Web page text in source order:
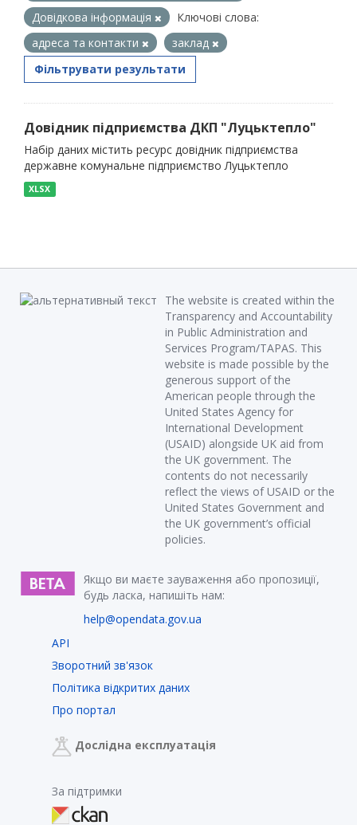
Довідкова інформація
Ключові слова:
адреса та контакти
заклад
Фільтрувати результати
Довідник підприємства ДКП "Луцьктепло"
Набір даних містить ресурс довідник підприємства
державне комунальне підприємство Луцьктепло
XLSX
The website is created within the
Transparency and Accountability
in Public Administration and
Services Program/TAPAS. This
website is made possible by the
generous support of the
American people through the
United States Agency for
International Development
(USAID) alongside UK aid from
the UK government. The
contents do not necessarily
reflect the views of USAID or the
United States Government and
the UK government’s official
policies.
Якщо ви маєте зауваження або пропозиції,
будь ласка, напишіть нам:
help@opendata.gov.ua
API
Зворотний зв'язок
Політика відкритих даних
Про портал
Дослідна експлуатація
За підтримки